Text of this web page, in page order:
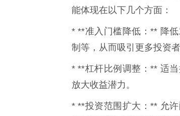
能体现在以下几个方面：
* **准入门槛降低：** 降
制等，从而吸引更多投资者
* **杠杆比例调整：** 适
放大收益潜力。
* **投资范围扩大：** 允